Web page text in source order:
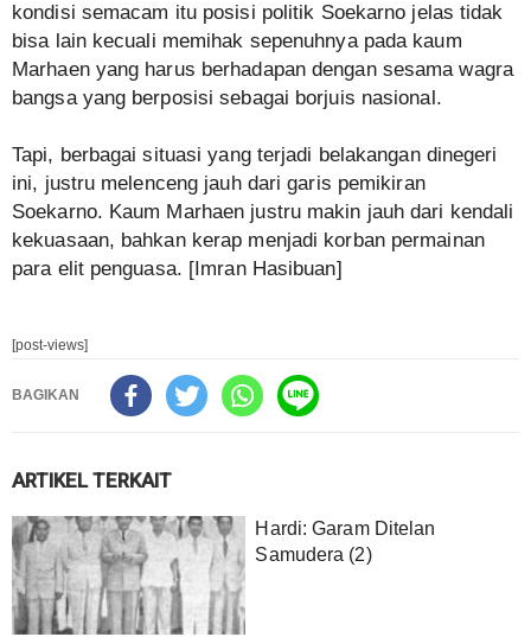
kondisi semacam itu posisi politik Soekarno jelas tidak
bisa lain kecuali memihak sepenuhnya pada kaum
Marhaen yang harus berhadapan dengan sesama wagra
bangsa yang berposisi sebagai borjuis nasional.
Tapi, berbagai situasi yang terjadi belakangan dinegeri
ini, justru melenceng jauh dari garis pemikiran
Soekarno. Kaum Marhaen justru makin jauh dari kendali
kekuasaan, bahkan kerap menjadi korban permainan
para elit penguasa. [Imran Hasibuan]
[post-views]
BAGIKAN
ARTIKEL TERKAIT
Hardi: Garam Ditelan
Samudera (2)